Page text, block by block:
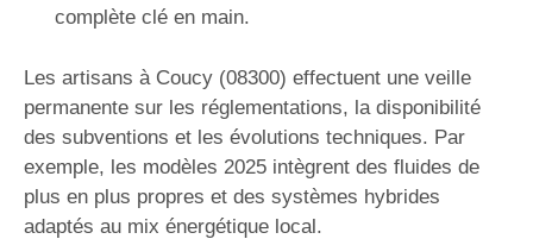
complète clé en main.
Les artisans à Coucy (08300) effectuent une veille
permanente sur les réglementations, la disponibilité
des subventions et les évolutions techniques. Par
exemple, les modèles 2025 intègrent des fluides de
plus en plus propres et des systèmes hybrides
adaptés au mix énergétique local.